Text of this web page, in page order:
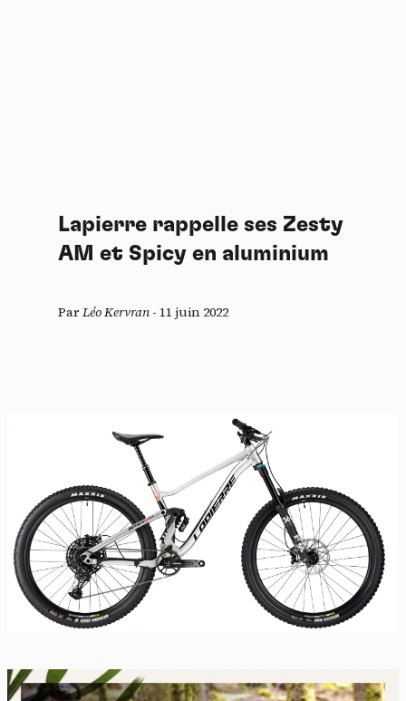
Lapierre rappelle ses Zesty
AM et Spicy en aluminium
ParLéo Kervran - 11 juin 2022